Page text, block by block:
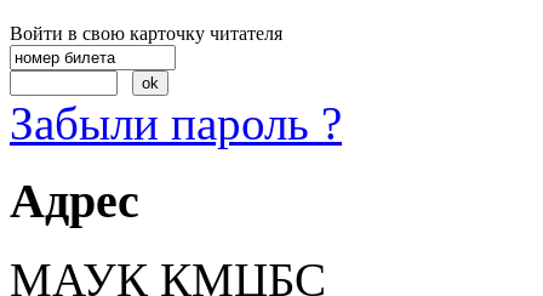
Войти в свою карточку читателя
Забыли пароль ?
Адрес
МАУК КМЦБС